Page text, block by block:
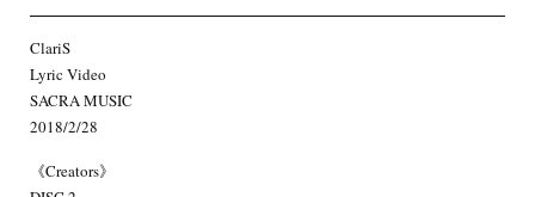
ClariS
Lyric Video
SACRA MUSIC
2018/2/28
《Creators》